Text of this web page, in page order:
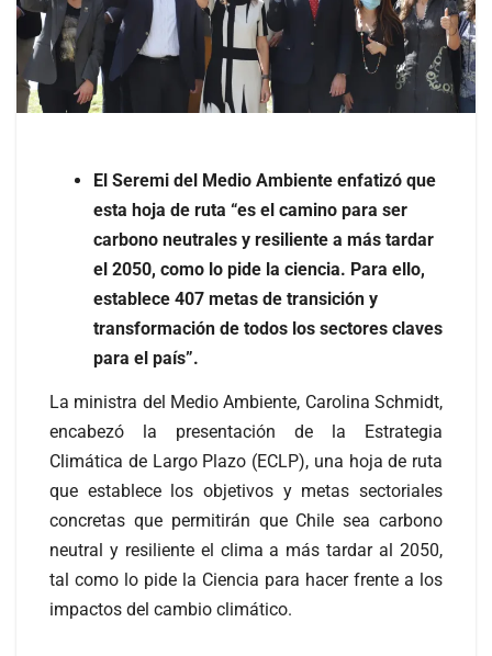
El Seremi del Medio Ambiente enfatizó que
esta hoja de ruta “es el camino para ser
carbono neutrales y resiliente a más tardar
el 2050, como lo pide la ciencia. Para ello,
establece 407 metas de transición y
transformación de todos los sectores claves
para el país”.
La ministra del Medio Ambiente, Carolina Schmidt,
encabezó la presentación de la Estrategia
Climática de Largo Plazo (ECLP), una hoja de ruta
que establece los objetivos y metas sectoriales
concretas que permitirán que Chile sea carbono
neutral y resiliente el clima a más tardar al 2050,
tal como lo pide la Ciencia para hacer frente a los
impactos del cambio climático.